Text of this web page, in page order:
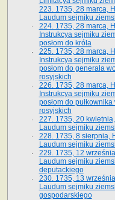
223. 1735, 28 marca,
Laudum sejmiku
224. 1735, 28 marca,
Instrukcya sejmiku
posłom do króla
225. 1735, 28 marca,
Instrukcya sejmiku
posłom do generała
rosyjskich
226. 1735, 28 marca,
Instrukcya sejmiku
posłom do pułkownika
rosyjskich
227. 1735, 20
Laudum sejmiku
228. 1735, 8 sierpnia,
Laudum sejmiku
229. 1735, 12
Laudum sejmiku
deputackiego
230. 1735, 13
Laudum sejmiku
gospodarskiego